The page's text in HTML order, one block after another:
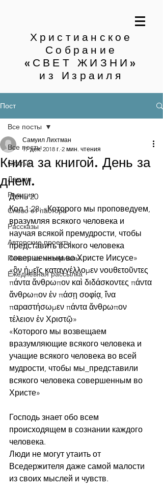
Христианское
Собрание
«СВЕТ ЖИЗНИ»
из Израиля
Пост
Все посты
Статьи
Лекции
Религия
Слово от пастора
Рассказы
Авторские проекты
Печатные материалы
Ежедневная рассылка
Все посты
Книга за книгой. День за
днем.
Самуил Лихтман
17 дек. 2018 г. 2 мин. чтения
День 20
Кол.1:28: «Которого мы проповедуем,
вразумляя всякого человека и
научая всякой премудрости, чтобы
представить всякого человека
совершенным во Христе Иисусе»
«ὃν ἡμεῖς καταγγέλλομεν νουθετοῦντες
πάντα ἄνθρωπον καὶ διδάσκοντες πάντα
ἄνθρωπον ἐν πάσῃ σοφίᾳ, ἵνα
παραστήσωμεν πάντα ἄνθρωπον
τέλειον ἐν Χριστῷ»
«Которого мы возвещаем
вразумляющие всякого человека и
учащие всякого человека во всей
мудрости, чтобы мы_представили
всякого человека совершенным во
Христе»
Господь знает обо всем
происходящем в сознании каждого
человека.
Люди не могут утаить от
Вседержителя даже самой малости
из своих мыслей и чувств.